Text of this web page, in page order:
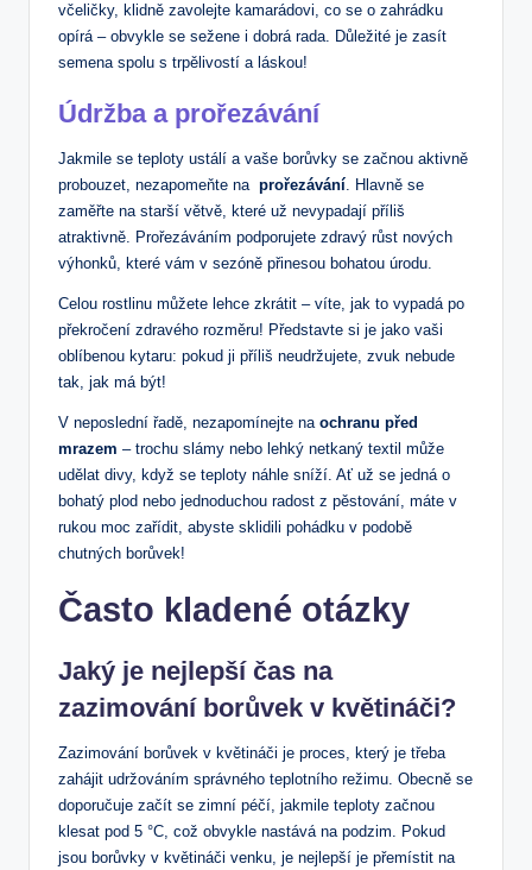
včeličky, klidně zavolejte kamarádovi, co se o zahrádku
opírá – obvykle se sežene i dobrá rada. Důležité je zasít
semena spolu s trpělivostí a ‌láskou!
Údržba a⁢ prořezávání
Jakmile se teploty ustálí a vaše borůvky se začnou aktivně
probouzet, nezapomeňte na ​ prořezávání. Hlavně se
zaměřte na starší větvě, které už nevypadají‌ příliš
atraktivně. ⁢Prořezáváním podporujete zdravý růst nových
výhonků,⁢ které ⁤vám v sezóně ‌přinesou bohatou úrodu.
Celou ⁣rostlinu můžete‍ lehce zkrátit – víte, jak to vypadá po
překročení zdravého rozměru! Představte si je jako​ vaši
oblíbenou kytaru: pokud ji příliš neudržujete, zvuk nebude
tak, ⁣jak má být!
V neposlední řadě, nezapomínejte na ochranu před
mrazem –⁣ trochu slámy nebo lehký netkaný textil‌ může
udělat divy, když se teploty náhle sníží. Ať už se jedná o
⁣bohatý plod nebo jednoduchou radost z pěstování, máte v
rukou moc zařídit, abyste sklidili pohádku v podobě
chutných borůvek!
Často kladené ‍otázky
Jaký je nejlepší čas na
‍zazimování borůvek v květináči?
Zazimování borůvek v květináči je proces, který je třeba
zahájit udržováním správného teplotního režimu. Obecně se
doporučuje začít se zimní ⁣péčí, jakmile teploty začnou ​
klesat pod ⁤5 °C, což obvykle nastává na podzim. Pokud‍
jsou borůvky v květináči venku, ⁤je nejlepší je přemístit na